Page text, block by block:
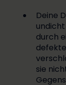
Deine
durch
sie